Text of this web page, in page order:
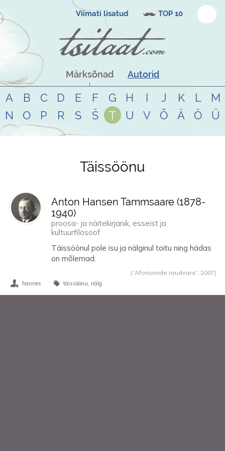
Viimati lisatud TOP 10
Märksõnad Autorid
A B C D E F G H I J K L
M
N
O P R S Š T U V Õ Ä Ö Ü
Tsitaadid teemaltäissöönu
Täissöönu
Anton Hansen Tammsaare (1878-
1940)
proosa- ja näitekirjanik, esseist ja
kultuurfilosoof
Täissöönul pole isu ja nälginul toitu ning hädas
on mõlemad.
(“Aforismide raudvara”, 2007)
hannes täissöönu nälg